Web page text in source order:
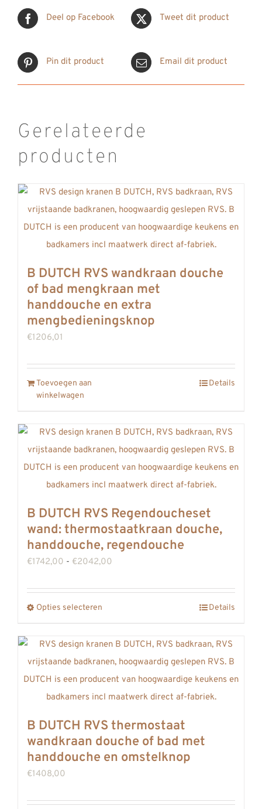
Deel op Facebook Tweet dit product
Pin dit product Email dit product
Gerelateerde
producten
B DUTCH RVS wandkraan douche
of bad mengkraan met
handdouche en extra
mengbedieningsknop
€1206,01
Toevoegen aan
winkelwagen
Details
B DUTCH RVS Regendoucheset
wand: thermostaatkraan douche,
handdouche, regendouche
€1742,00 - €2042,00
tot
Opties selecteren
heeft
meerdere
variaties.
Deze
kan
de
Details
B DUTCH RVS thermostaat
wandkraan douche of bad met
handdouche en omstelknop
€1408,00